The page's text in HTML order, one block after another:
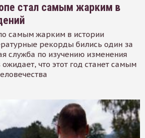
стал самым жарким в
самым жарким в истории
рекорды бились один за
служба по изучению изменения
что этот год станет самым